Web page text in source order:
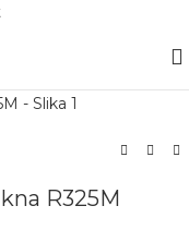
-13.12.2025 radi inventure.
R325M